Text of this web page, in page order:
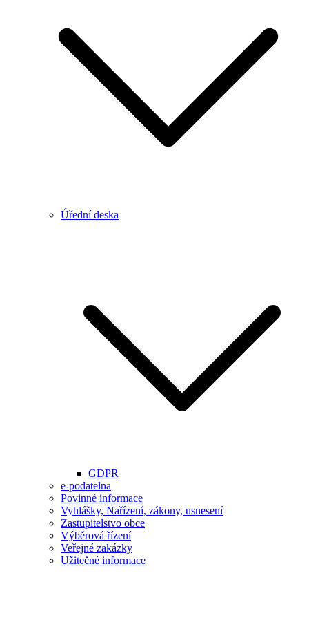
Úřední deska
GDPR
e-podatelna
Povinné informace
Vyhlášky, Nařízení, zákony, usnesení
Zastupitelstvo obce
Výběrová řízení
Veřejné zakázky
Užitečné informace